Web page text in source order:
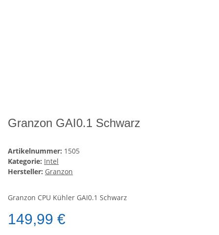
Granzon GAI0.1 Schwarz
Artikelnummer: 1505
Kategorie: Intel
Hersteller: Granzon
Granzon CPU Kühler GAI0.1 Schwarz
149,99 €